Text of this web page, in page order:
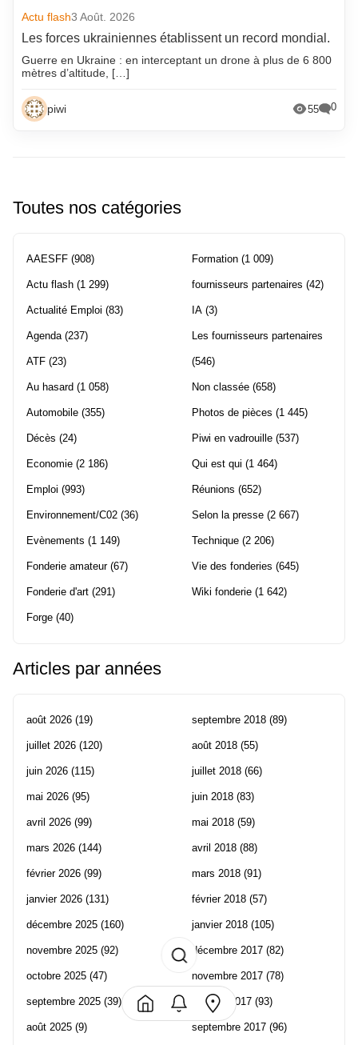
Actu flash3 Août. 2026
Les forces ukrainiennes établissent un record mondial.
Guerre en Ukraine : en interceptant un drone à plus de 6 800
mètres d’altitude, […]
piwi 55 0
Toutes nos catégories
AAESFF (908)
Actu flash (1 299)
Actualité Emploi (83)
Agenda (237)
ATF (23)
Au hasard (1 058)
Automobile (355)
Décès (24)
Economie (2 186)
Emploi (993)
Environnement/C02 (36)
Evènements (1 149)
Fonderie amateur(67)
Fonderie d'art (291)
Forge (40)
Formation (1 009)
fournisseurs partenaires (42)
IA (3)
Les fournisseurs partenaires
(546)
Non classée (658)
Photos de pièces (1 445)
Piwi en vadrouille (537)
Qui est qui (1 464)
Réunions (652)
Selon la presse (2 667)
Technique (2 206)
Vie des fonderies (645)
Wiki fonderie (1 642)
Articles par années
août 2026 (19)
juillet 2026 (120)
juin 2026 (115)
mai 2026 (95)
avril 2026 (99)
mars 2026 (144)
février 2026 (99)
janvier 2026 (131)
décembre 2025 (160)
novembre 2025 (92)
octobre 2025 (47)
septembre 2025 (39)
août 2025 (9)
septembre 2018 (89)
août 2018 (55)
juillet 2018 (66)
juin 2018 (83)
mai 2018 (59)
avril 2018 (88)
mars 2018 (91)
février 2018 (57)
janvier 2018 (105)
décembre 2017 (82)
novembre 2017 (78)
octobre 2017 (93)
septembre 2017 (96)